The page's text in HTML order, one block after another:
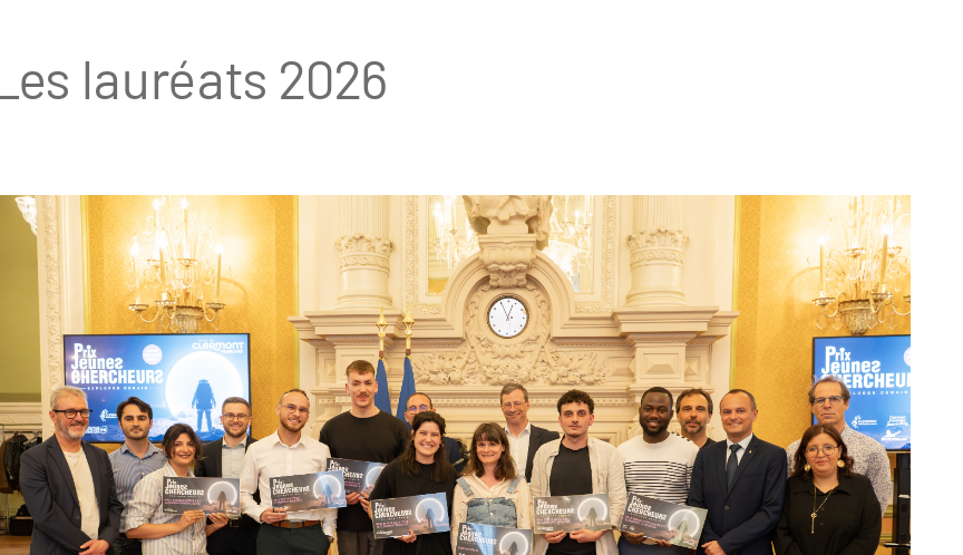
lauréats 2026